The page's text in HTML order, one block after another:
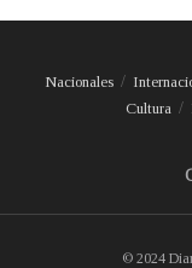
Nacionales
Cultura
© 2024